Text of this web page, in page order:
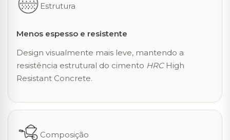
Estrutura
Menos espesso e resistente
Design visualmente mais leve, mantendo a
resistência estrutural do cimento HRCHigh
Resistant Concrete.
Composição